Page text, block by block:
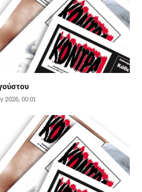
2026, 00:01